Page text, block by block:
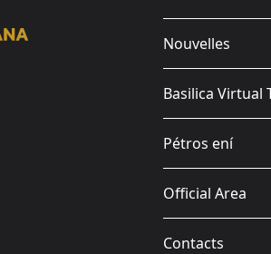
Nouvelles
Basilica Virtual
Pétros ení
Official Area
Contacts